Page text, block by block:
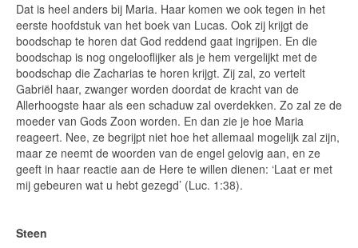
Dat is heel anders bij Maria. Haar komen we ook tegen in het
eerste hoofdstuk van het boek van Lucas. Ook zij krijgt de
boodschap te horen dat God reddend gaat ingrijpen. En die
boodschap is nog ongelooflijker als je hem vergelijkt met de
boodschap die Zacharias te horen krijgt. Zij zal, zo vertelt
Gabriël haar, zwanger worden doordat de kracht van de
Allerhoogste haar als een schaduw zal overdekken. Zo zal ze de
moeder van Gods Zoon worden. En dan zie je hoe Maria
reageert. Nee, ze begrijpt niet hoe het allemaal mogelijk zal zijn,
maar ze neemt de woorden van de engel gelovig aan, en ze
geeft in haar reactie aan de Here te willen dienen: ‘Laat er met
mij gebeuren wat u hebt gezegd’ (Luc. 1:38).
Steen